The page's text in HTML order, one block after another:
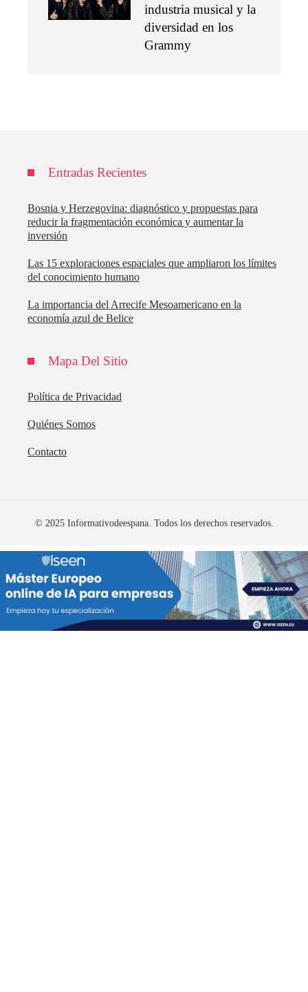
industria musical y la
diversidad en los
Grammy
Entradas Recientes
Bosnia y Herzegovina: diagnóstico y propuestas para
reducir la fragmentación económica y aumentar la
inversión
Las 15 exploraciones espaciales que ampliaron los límites
del conocimiento humano
La importancia del Arrecife Mesoamericano en la
economía azul de Belice
Mapa Del Sitio
Política de Privacidad
Quiénes Somos
Contacto
© 2025 Informativodeespana. Todos los derechos reservados.